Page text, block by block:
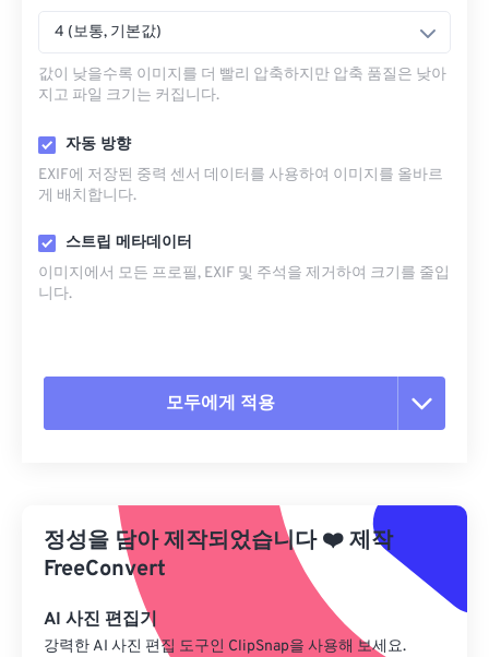
4 (보통, 기본값)
값이 낮을수록 이미지를 더 빨리 압축하지만 압축 품질은 낮아
지고 파일 크기는 커집니다.
자동 방향
EXIF에 저장된 중력 센서 데이터를 사용하여 이미지를 올바르
게 배치합니다.
스트립 메타데이터
이미지에서 모든 프로필, EXIF ​​및 주석을 제거하여 크기를 줄입
니다.
모두에게 적용
사전 설정에서 적용
사전 설정으로 저장
정성을 담아 제작되었습니다❤️제작
FreeConvert
AI 사진 편집기
강력한 AI 사진 편집 도구인 ClipSnap을 사용해 보세요.